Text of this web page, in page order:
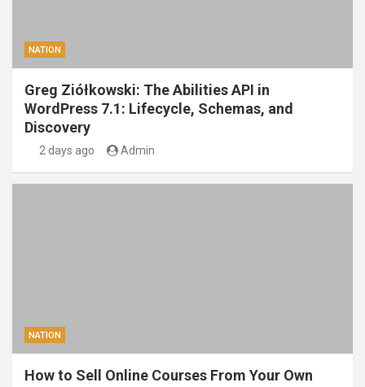
NATION
Greg Ziółkowski: The Abilities API in
WordPress 7.1: Lifecycle, Schemas, and
Discovery
2 days ago Admin
NATION
How to Sell Online Courses From Your Own